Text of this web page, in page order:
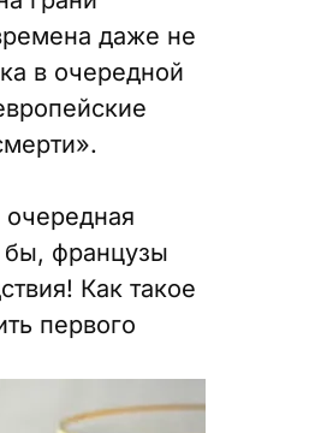
даже не
в очередной
бы, французы
Как такое
первого